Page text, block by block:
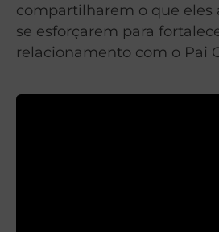
compartilharem o que eles
se esforçarem para
relacionamento com o Pai